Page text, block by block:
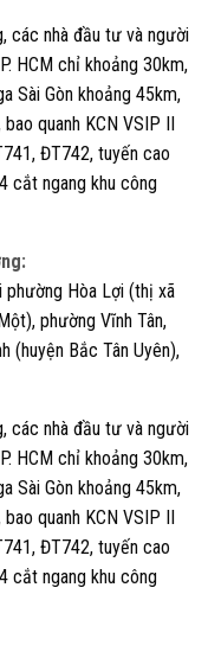
các nhà đầu tư và người
HCM chỉ khoảng 30km,
Sài Gòn khoảng 45km,
quanh KCN VSIP II
ĐT742, tuyến cao
cắt ngang khu công
phường Hòa Lợi (thị xã
phường Vĩnh Tân,
(huyện Bắc Tân Uyên),
các nhà đầu tư và người
HCM chỉ khoảng 30km,
Sài Gòn khoảng 45km,
quanh KCN VSIP II
ĐT742, tuyến cao
cắt ngang khu công